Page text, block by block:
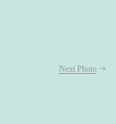
Next Photo